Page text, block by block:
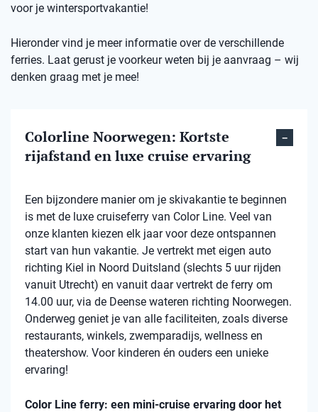
voor je wintersportvakantie!
Hieronder vind je meer informatie over de verschillende
ferries. Laat gerust je voorkeur weten bij je aanvraag – wij
denken graag met je mee!
Colorline Noorwegen: Kortste
rijafstand en luxe cruise ervaring
Een bijzondere manier om je skivakantie te beginnen
is met de luxe cruiseferry van Color Line. Veel van
onze klanten kiezen elk jaar voor deze ontspannen
start van hun vakantie. Je vertrekt met eigen auto
richting Kiel in Noord Duitsland (slechts 5 uur rijden
vanuit Utrecht) en vanuit daar vertrekt de ferry om
14.00 uur, via de Deense wateren richting Noorwegen.
Onderweg geniet je van alle faciliteiten, zoals diverse
restaurants, winkels, zwemparadijs, wellness en
theatershow. Voor kinderen én ouders een unieke
ervaring!
Color Line ferry: een mini-cruise ervaring door het